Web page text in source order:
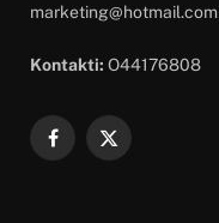
marketing@hotmail.com
Kontakti: O44176808
Facebook
X